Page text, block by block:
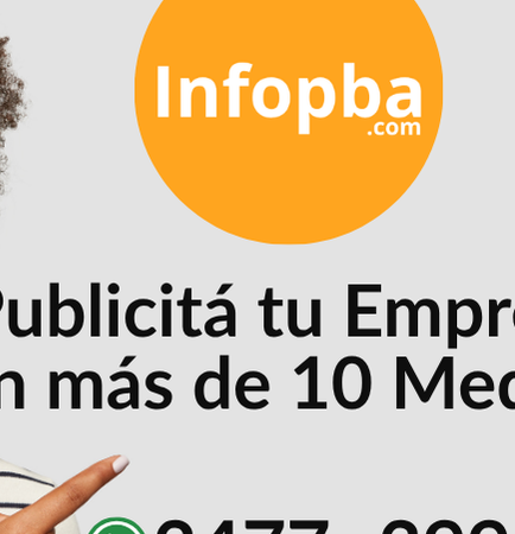
de su zona), en partidos de ida y vuelta.
CUARTO (4to) de las zonas integradas por nueve